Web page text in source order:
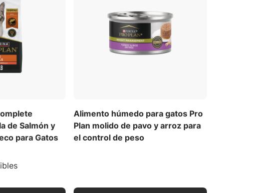
de Salmón y
para Gatos
Alimento húmedo para gatos Pro
Plan molido de pavo y arroz para
el control de peso